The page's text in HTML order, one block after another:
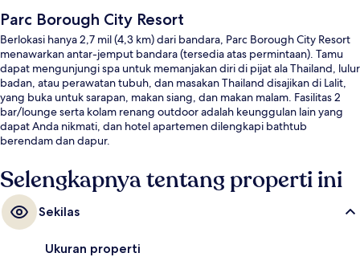
Parc Borough City Resort
Berlokasi hanya 2,7 mil (4,3 km) dari bandara, Parc Borough City Resort
menawarkan antar-jemput bandara (tersedia atas permintaan). Tamu
dapat mengunjungi spa untuk memanjakan diri di pijat ala Thailand, lulur
badan, atau perawatan tubuh, dan masakan Thailand disajikan di Lalit,
yang buka untuk sarapan, makan siang, dan makan malam. Fasilitas 2
bar/lounge serta kolam renang outdoor adalah keunggulan lain yang
dapat Anda nikmati, dan hotel apartemen dilengkapi bathtub
berendam dan dapur.
Selengkapnya tentang properti ini
Sekilas
Ukuran properti